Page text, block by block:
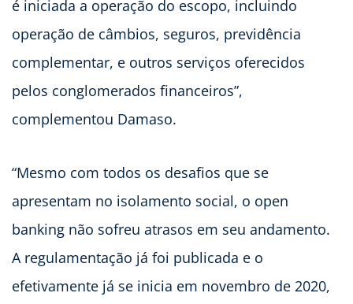
é iniciada a operação do escopo, incluindo
operação de câmbios, seguros, previdência
complementar, e outros serviços oferecidos
pelos conglomerados financeiros”,
complementou Damaso.
“Mesmo com todos os desafios que se
apresentam no isolamento social, o open
banking não sofreu atrasos em seu andamento.
A regulamentação já foi publicada e o
efetivamente já se inicia em novembro de 2020,